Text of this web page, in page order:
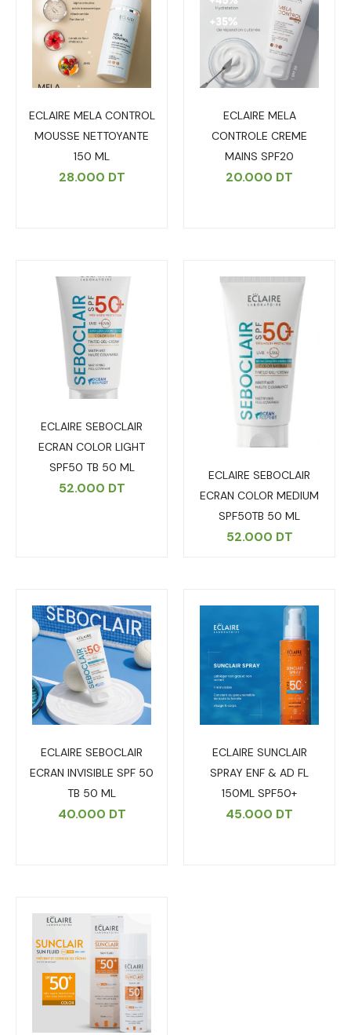
ECLAIRE MELA CONTROL
MOUSSE NETTOYANTE
150 ML
28.000 DT
ECLAIRE MELA
CONTROLE CREME
MAINS SPF20
20.000 DT
ECLAIRE SEBOCLAIR
ECRAN COLOR LIGHT
SPF50 TB 50 ML
52.000 DT
ECLAIRE SEBOCLAIR
ECRAN COLOR MEDIUM
SPF50TB 50 ML
52.000 DT
ECLAIRE SEBOCLAIR
ECRAN INVISIBLE SPF 50
TB 50 ML
40.000 DT
ECLAIRE SUNCLAIR
SPRAY ENF & AD FL
150ML SPF50+
45.000 DT